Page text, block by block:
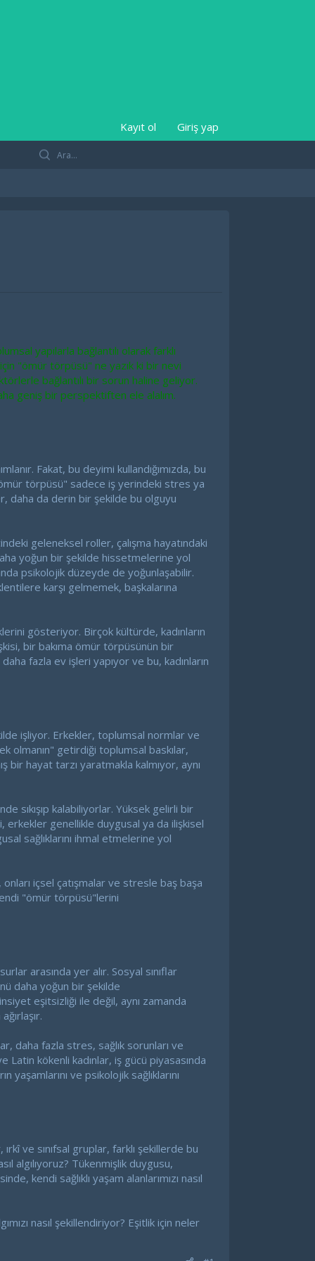
Kayıt ol Giriş yap
yapılarla bağlantılı olarak farklı
"ömür törpüsü" ne yazık ki bir nevi
bağlantılı bir sorun haline geliyor.
geniş bir perspektiften ele alalım.
Fakat, bu deyimi kullandığımızda, bu
törpüsü" sadece iş yerindeki stres ya
daha da derin bir şekilde bu olguyu
geleneksel roller, çalışma hayatındaki
yoğun bir şekilde hissetmelerine yol
psikolojik düzeyde de yoğunlaşabilir.
karşı gelmemek, başkalarına
gösteriyor. Birçok kültürde, kadınların
bir bakıma ömür törpüsünün bir
fazla ev işleri yapıyor ve bu, kadınların
işliyor. Erkekler, toplumsal normlar ve
olmanın" getirdiği toplumsal baskılar,
bir hayat tarzı yaratmakla kalmıyor, aynı
sıkışıp kalabiliyorlar. Yüksek gelirli bir
erkekler genellikle duygusal ya da ilişkisel
sağlıklarını ihmal etmelerine yol
içsel çatışmalar ve stresle baş başa
"ömür törpüsü"lerini
arasında yer alır. Sosyal sınıflar
daha yoğun bir şekilde
eşitsizliği ile değil, aynı zamanda
daha fazla stres, sağlık sorunları ve
Latin kökenli kadınlar, iş gücü piyasasında
yaşamlarını ve psikolojik sağlıklarını
ve sınıfsal gruplar, farklı şekillerde bu
algılıyoruz? Tükenmişlik duygusu,
kendi sağlıklı yaşam alanlarımızı nasıl
nasıl şekillendiriyor? Eşitlik için neler